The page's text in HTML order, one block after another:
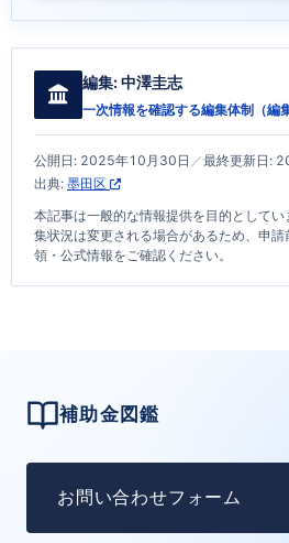
編集:中澤圭志
一次情報を確認する編集体制（編
公開日: 2025年10月30日 ／最終更新日:
出典: 墨田区
本記事は一般的な情報提供を目的として
集状況は変更される場合があるため、申
領・公式情報をご確認ください。
補助金図鑑
お問い合わせフォーム